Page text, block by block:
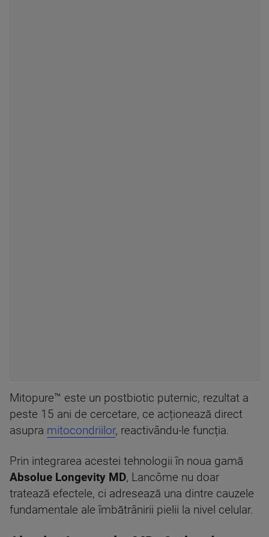
Mitopure™ este un postbiotic puternic, rezultat a
peste 15 ani de cercetare, ce acționează direct
asupra mitocondriilor, reactivându-le funcția.
Prin integrarea acestei tehnologii în noua gamă
Absolue Longevity MD, Lancôme nu doar
tratează efectele, ci adresează una dintre cauzele
fundamentale ale îmbătrânirii pielii la nivel celular.